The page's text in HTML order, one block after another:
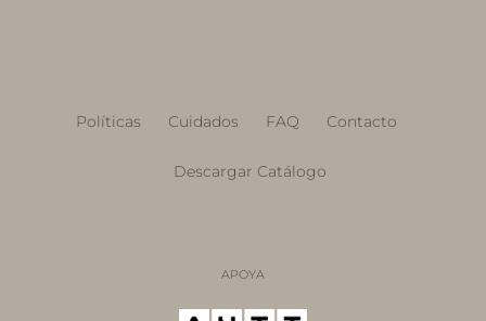
Políticas Cuidados FAQ Contacto
Descargar Catálogo
APOYA